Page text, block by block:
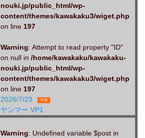
nouki.jp/public_html/wp-
content/themes/kawakaku3/wiget.php
on line 197
Warning: Attempt to read property "ID"
on null in /home/kawakaku/kawakaku-
nouki.jp/public_html/wp-
content/themes/kawakaku3/wiget.php
on line 197
2026/7/23
中古
ヤンマー VP1
Warning: Undefined variable $post in